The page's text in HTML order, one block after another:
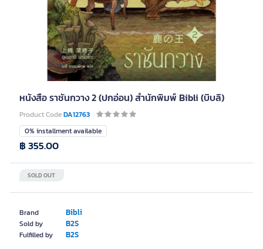
หนังสือ ราชันกวาง 2 (ปกอ่อน) สำนักพิมพ์ Bibli (บิบลิ)
Product CodeDA12763
Brand Bibli
Sold by B2S
Fulfilled by B2S
0% installment available
SOLD OUT
฿ 355.00